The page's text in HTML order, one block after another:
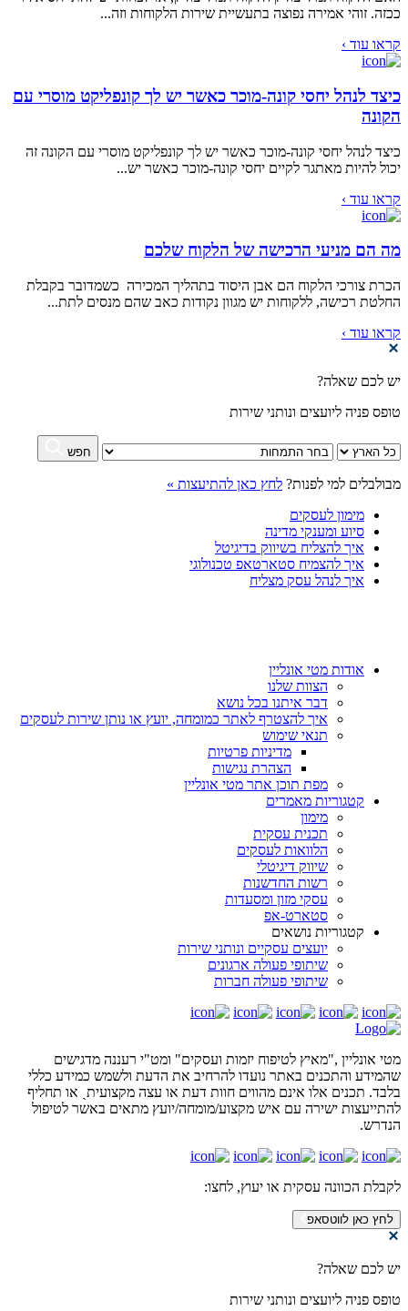
ככזה. זוהי אמירה נפוצה בתעשיית שירות הלקוחות וזה...
קראו עוד ›
כיצד לנהל יחסי קונה-מוכר כאשר יש לך קונפליקט מוסרי עם
הקונה
כיצד לנהל יחסי קונה-מוכר כאשר יש לך קונפליקט מוסרי עם הקונה זה
יכול להיות מאתגר לקיים יחסי קונה-מוכר כאשר יש...
קראו עוד ›
מה הם מניעי הרכישה של הלקוח שלכם
הכרת צורכי הלקוח הם אבן היסוד בתהליך המכירה כשמדובר בקבלת
החלטת רכישה, ללקוחות יש מגוון נקודות כאב שהם מנסים לתת...
קראו עוד ›
יש לכם שאלה?
טופס פניה ליועצים ונותני שירות
חפש
מבולבלים למי לפנות? לחץ כאן להתיעצות »
מימון לעסקים
סיוע ומענקי מדינה
איך להצליח בשיווק בדיגיטל
איך להצמיח סטארטאפ טכנולוגי
איך לנהל עסק מצליח
אודות מטי אונליין
הצוות שלנו
דבר איתנו בכל נושא
איך להצטרף לאתר כמומחה, יועץ או נותן שירות לעסקים
תנאי שימוש
מדיניות פרטיות
הצהרת נגישות
מפת תוכן אתר מטי אונליין
קטגוריות מאמרים
מימון
תכנית עסקית
הלוואות לעסקים
שיווק דיגיטלי
רשות החדשנות
עסקי מזון ומסעדות
סטארט-אפ
קטגוריות נושאים
יועצים עסקיים ונותני שירות
שיתופי פעולה ארגונים
שיתופי פעולה חברות
מטי אונליין ,"מאיץ לטיפוח יזמות ועסקים" ומט"י רעננה מדגישים
שהמידע והתכנים באתר נועדו להרחיב את הדעת ולשמש כמידע כללי
בלבד. תכנים אלו אינם מהווים חוות דעת או עצה מקצועיתˎ או תחליף
להתייעצות ישירה עם איש מקצוע/מומחה/יועץ מתאים באשר לטיפול
הנדרש.
לקבלת הכוונה עסקית או יעוץ, לחצו:
לחץ כאן לווטסאפ
יש לכם שאלה?
טופס פניה ליועצים ונותני שירות